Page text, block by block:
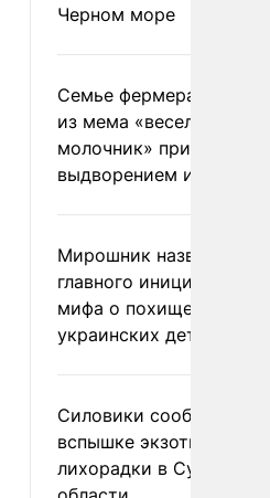
Черном море
Семье фермера
из мема «веселый
молочник» пригрозили
выдворением из
Мирошник назвал
главного инициатора
мифа о похищении
украинских детей
Силовики сообщили о
вспышке экзотической
лихорадки в Сумской